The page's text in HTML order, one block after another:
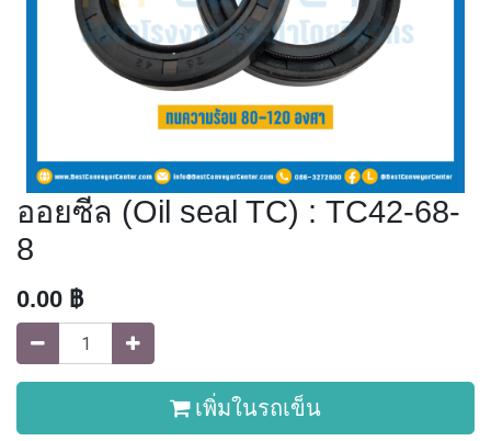
ออยซีล (Oil seal TC) : TC42-68-
8
0.00 ฿
เพิ่มในรถเข็น